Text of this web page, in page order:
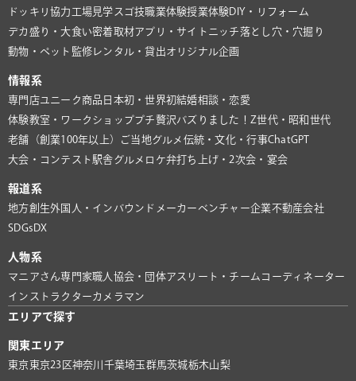
ドッキリ協力 工場見学 スゴ技職業体験授業体験 DIY・リフォーム
デカ盛り・大食い密着取材アプリ・サイト ニッチ落とし穴・穴掘り
動物・ペット 監修 レンタル・貸出オリジナル企画
情報系
専門店ユニーク商品 日本初・世界初結婚相談・恋愛
体験教室・ワークショッププチ贅沢バズりました！ Z世代・昭和世代
老舗（創業100年以上）
ご当地グルメ 伝統・文化・行事ChatGPT
大会・コンテスト 駅舎グルメ ロケ弁打ち上げ・2次会・宴会
報道系
地方創生外国人・インバウンド メーカー ベンチャー企業不動産会社
SDGs DX
人物系
マニアさん専門家 職人 協会・団体アスリート・チーム コーディネーター
インストラクターカメラマン
エリアで探す
関東エリア
東京 東京23区神奈川 千葉埼玉群馬茨城栃木山梨